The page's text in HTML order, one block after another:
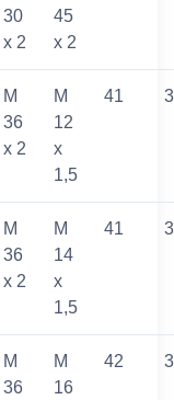
30
x 2
45
x 2
M
36
x 2
M
12
x
1,5
41
M
36
x 2
M
14
x
1,5
41
M
36
M
16
42